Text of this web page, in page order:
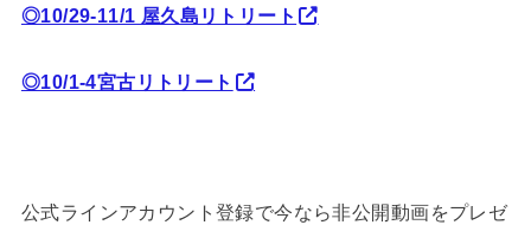
◎10/29-11/1 屋久島リトリート
◎10/1-4宮古リトリート
公式ラインアカウント登録で今なら非公開動画をプレゼ